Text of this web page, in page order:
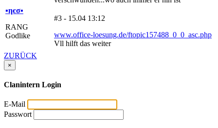
▪ηєσ▪
RANG
Godlike
#3 - 15.04 13:12
www.office-loesung.de/ftopic157488_0_0_asc.php
Vll hilft das weiter
ZURÜCK
×
Clanintern Login
E-Mail
Passwort